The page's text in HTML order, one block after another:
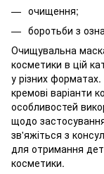
очищення;
боротьби з
Очищувальна
косметики в цій
у різних форматах.
кремові варіанти
особливостей
щодо
зв'яжіться з
для отримання
косметики.